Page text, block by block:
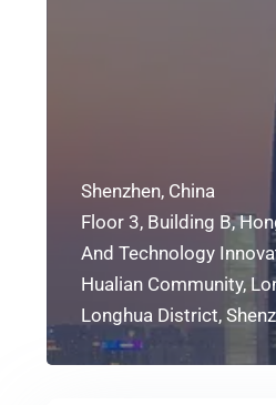
Shenzhen, China
Floor 3, Building B,
And Technology
Hualian Community,
Longhua District,